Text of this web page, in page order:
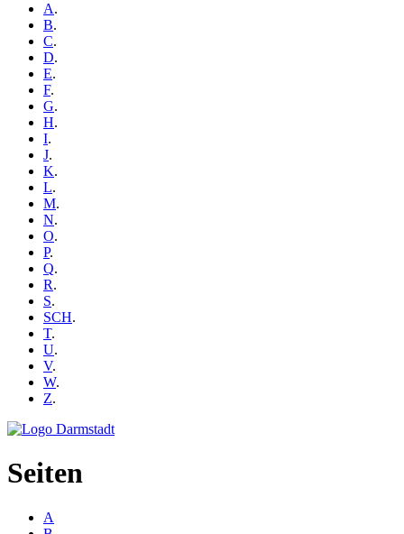
A.
B.
C.
D.
E.
F.
G.
H.
I.
J.
K.
L.
M.
N.
O.
P.
Q.
R.
S.
SCH.
T.
U.
V.
W.
Z.
Seiten
A